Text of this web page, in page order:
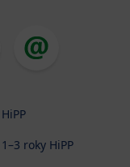
roky HiPP